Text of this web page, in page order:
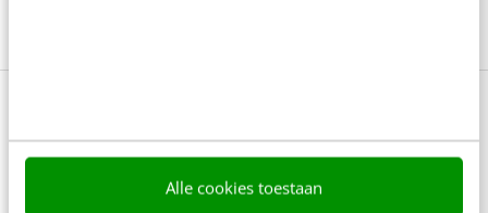
Alle cookies toestaan
0 reacties - Plaats als eerste een reactie!